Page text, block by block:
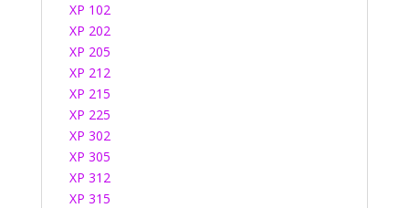
XP 102
XP 202
XP 205
XP 212
XP 215
XP 225
XP 302
XP 305
XP 312
XP 315